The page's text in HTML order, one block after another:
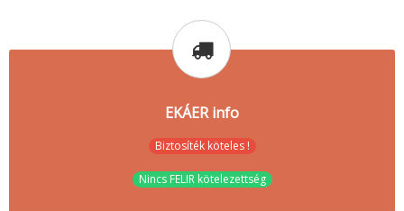
EKÁER info
Biztosíték köteles !
Nincs FELIR kötelezettség